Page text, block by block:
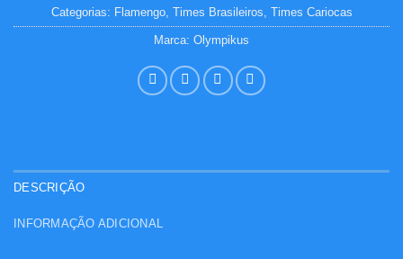
Categorias: Flamengo, Times Brasileiros, Times Cariocas
Marca: Olympikus
DESCRIÇÃO
INFORMAÇÃO ADICIONAL